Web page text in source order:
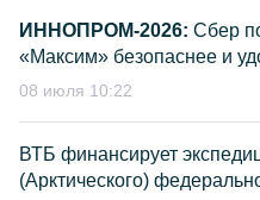
ИННОПРОМ-2026: Сбер
«Максим» безопаснее и
08 июля 10:22
ВТБ финансирует
(Арктического)